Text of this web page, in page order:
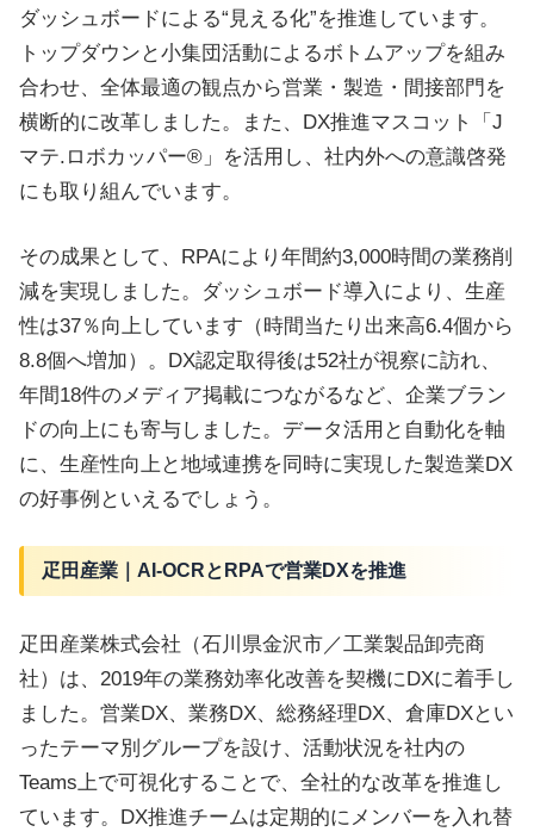
ダッシュボードによる“見える化”を推進しています。
トップダウンと小集団活動によるボトムアップを組み
合わせ、全体最適の観点から営業・製造・間接部門を
横断的に改革しました。また、DX推進マスコット「J
マテ.ロボカッパー®」を活用し、社内外への意識啓発
にも取り組んでいます。
その成果として、RPAにより年間約3,000時間の業務削
減を実現しました。ダッシュボード導入により、生産
性は37％向上しています（時間当たり出来高6.4個から
8.8個へ増加）。DX認定取得後は52社が視察に訪れ、
年間18件のメディア掲載につながるなど、企業ブラン
ドの向上にも寄与しました。データ活用と自動化を軸
に、生産性向上と地域連携を同時に実現した製造業DX
の好事例といえるでしょう。
疋田産業｜AI-OCRとRPAで営業DXを推進
疋田産業株式会社（石川県金沢市／工業製品卸売商
社）は、2019年の業務効率化改善を契機にDXに着手し
ました。営業DX、業務DX、総務経理DX、倉庫DXとい
ったテーマ別グループを設け、活動状況を社内の
Teams上で可視化することで、全社的な改革を推進し
ています。DX推進チームは定期的にメンバーを入れ替